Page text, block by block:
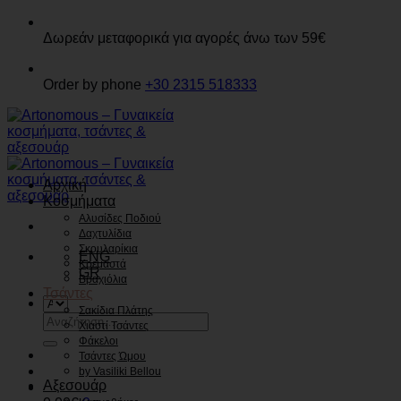
Παράβλεψη
Δωρεάν μεταφορικά για αγορές άνω των 59€
Order by phone +30 2315 518333
ENG
GR
Αναζήτηση
για:
Αρχική
Κοσμήματα
Αλυσίδες Ποδιού
Δαχτυλίδια
Σκουλαρίκια
Κρεμαστά
Βραχιόλια
Τσάντες
Σακίδια Πλάτης
Χιαστί Τσάντες
Φάκελοι
Τσάντες Ώμου
by Vasiliki Bellou
Αξεσουάρ